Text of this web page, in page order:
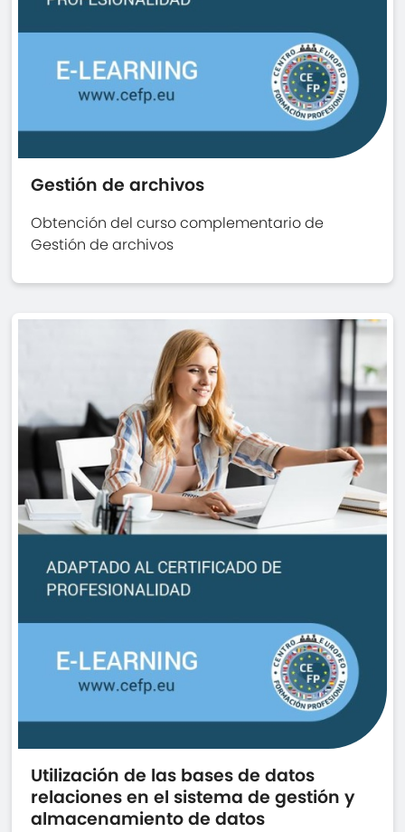
Gestión de archivos
Obtención del curso complementario de
Gestión de archivos
Utilización de las bases de datos
relaciones en el sistema de gestión y
almacenamiento de datos